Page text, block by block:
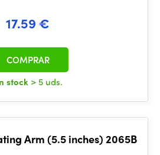
17.59 €
stock > 5 uds.
COMPRAR
Arm (5.5 inches) 2065B